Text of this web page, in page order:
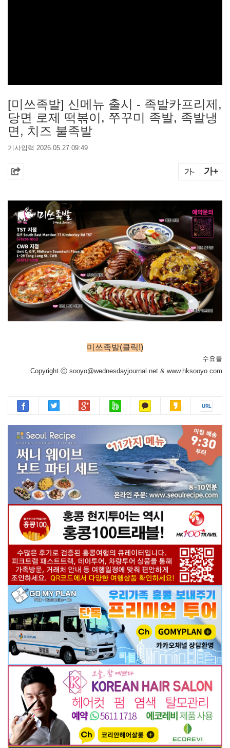
[미쓰족발] 신메뉴 출시 - 족발카프리제,
당면 로제 떡볶이, 쭈꾸미 족발, 족발냉
면, 치즈 불족발
기사입력 2026.05.27 09:49
가- 가+
미쓰족발(클릭!)
수요몰
Copyright ⓒ sooyo@wednesdayjournal.net & www.hksooyo.com